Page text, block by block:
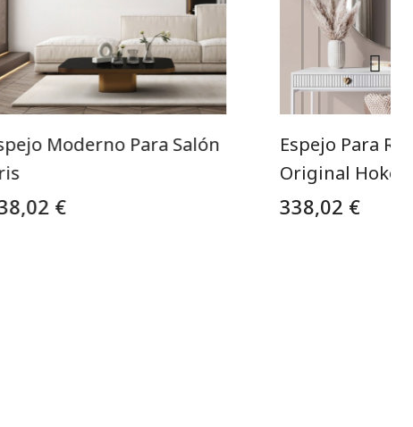
Moderno Para Salón
€
Espejo Para
Original Hoko
338,02 €